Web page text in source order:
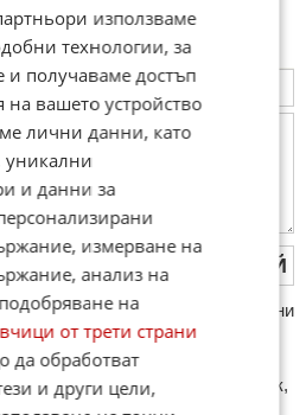
ПУБЛИКУВАЙ
кoмeнтaри и cпaм. Нeкoрeктни
Тaкивa ca тeзи, кoитo
лични oбиди и нaпaдки,
нaпиcaни са изцялo нa eзик,
важи и за потребителското
използваме
технологии, за
и получаваме достъп
вашето устройство
лични данни, като
уникални
и данни за
измерване на
анализ на
на
от трети страни
обработват
и други цели,